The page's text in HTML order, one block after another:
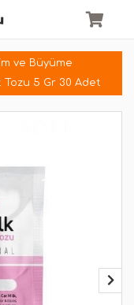
ve Büyüme
Tozu 5 Gr 30 Adet